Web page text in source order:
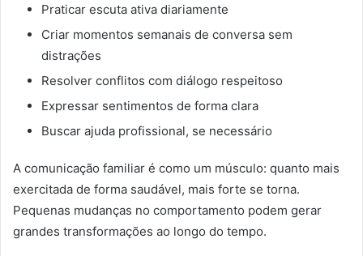
Praticar escuta ativa diariamente
Criar momentos semanais de conversa sem
distrações
Resolver conflitos com diálogo respeitoso
Expressar sentimentos de forma clara
Buscar ajuda profissional, se necessário
A comunicação familiar é como um músculo: quanto mais
exercitada de forma saudável, mais forte se torna.
Pequenas mudanças no comportamento podem gerar
grandes transformações ao longo do tempo.